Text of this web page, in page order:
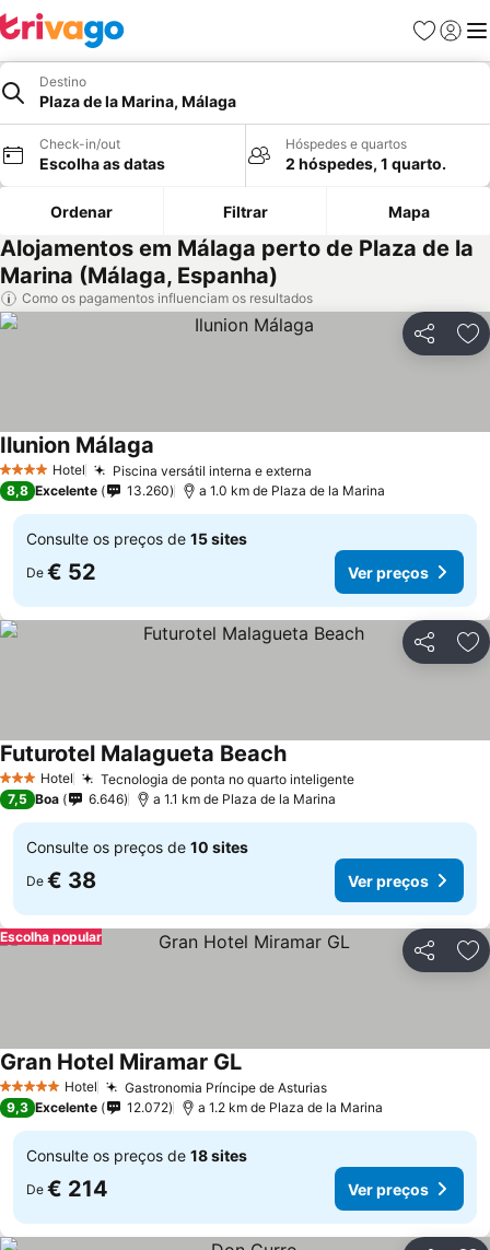
Favoritos
Iniciar
Destino
Plaza de la Marina, Málaga
Check-in/out
Escolha as datas
Hóspedes e quartos
2 hóspedes, 1 quarto.
Ordenar Filtrar Mapa
Alojamentos em Málaga perto de Plaza de la
Marina (Málaga, Espanha)
Como os pagamentos influenciam os resultados
Partilhar
4 EstrelasHotel Piscina versátil interna e externa
Ilunion Málaga
8,8 Excelente 13.260 a 1.0 km de Plaza de la Marina
Consulte os preços de 15 sites
De € 52 Ver preços
Partilhar
3 EstrelasHotel Tecnologia de ponta no quarto inteligente
Futurotel Malagueta Beach
7,5 Boa 6.646 a 1.1 km de Plaza de la Marina
Consulte os preços de 10 sites
De € 38 Ver preços
Partilhar
Escolha popular
5 Estrelas Hotel Gastronomia Príncipe de Asturias
Gran Hotel Miramar GL
9,3 Excelente 12.072 a 1.2 km de Plaza de la Marina
Consulte os preços de 18 sites
De € 214 Ver preços